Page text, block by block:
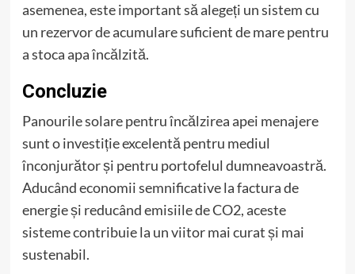
asemenea, este important să alegeți un sistem cu
un rezervor de acumulare suficient de mare pentru
a stoca apa încălzită.
Concluzie
Panourile solare pentru încălzirea apei menajere
sunt o investiție excelentă pentru mediul
înconjurător și pentru portofelul dumneavoastră.
Aducând economii semnificative la factura de
energie și reducând emisiile de CO2, aceste
sisteme contribuie la un viitor mai curat și mai
sustenabil.